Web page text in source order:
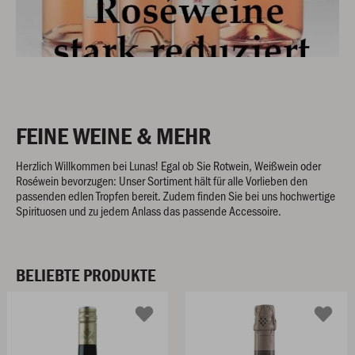
FEINE WEINE & MEHR
Herzlich Willkommen bei Lunas! Egal ob Sie Rotwein, Weißwein oder
Roséwein bevorzugen: Unser Sortiment hält für alle Vorlieben den
passenden edlen Tropfen bereit. Zudem finden Sie bei uns hochwertige
Spirituosen und zu jedem Anlass das passende Accessoire.
BELIEBTE PRODUKTE